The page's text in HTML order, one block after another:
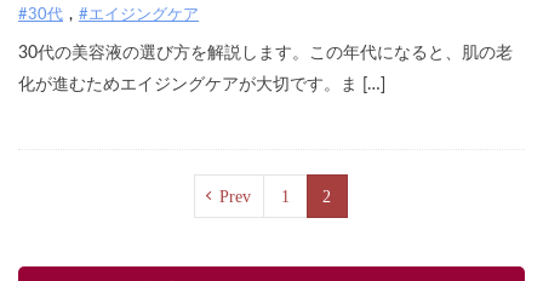
#30代 #エイジングケア
30代の美容液の選び方を解説します。この年代になると、肌の老
化が進むためエイジングケアが大切です。ま […]
Prev 1 2